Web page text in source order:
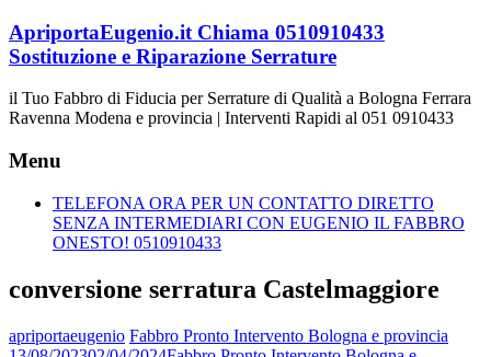
Vai
al
contenuto
ApriportaEugenio.it Chiama 0510910433
Sostituzione e Riparazione Serrature
il Tuo Fabbro di Fiducia per Serrature di Qualità a Bologna Ferrara
Ravenna Modena e provincia | Interventi Rapidi al 051 0910433
Menu
TELEFONA ORA PER UN CONTATTO DIRETTO
SENZA INTERMEDIARI CON EUGENIO IL FABBRO
ONESTO! 0510910433
conversione serratura Castelmaggiore
apriportaeugenio Fabbro Pronto Intervento Bologna e provincia